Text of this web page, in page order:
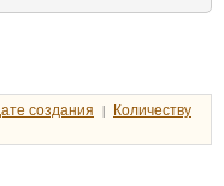
создания |
Количеству